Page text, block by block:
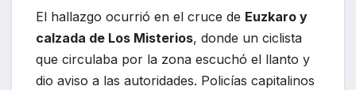
El hallazgo ocurrió en el cruce de Euzkaro y
calzada de Los Misterios, donde un ciclista
que circulaba por la zona escuchó el llanto y
dio aviso a las autoridades. Policías capitalinos